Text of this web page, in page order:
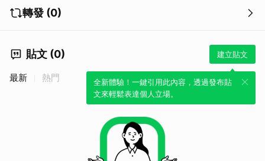
轉發 (0)
貼文 (0) 建立貼文
全新體驗！一鍵引用此內容，透過發布貼
文來輕鬆表達個人立場。
最新 熱門